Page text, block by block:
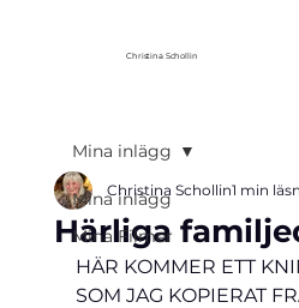
Christina Schollin
Mina inlägg
Mina Filmer
Mina inlägg
Härliga
Christina Schollin1 min
HÄR KOMMER ETT
SOM JAG KOPIERAT